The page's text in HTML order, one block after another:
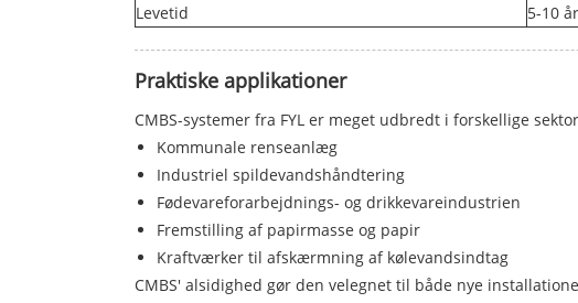
Levetid
5-10 år
Praktiske applikationer
CMBS-systemer fra FYL er meget udbredt i forskellige
Kommunale renseanlæg
Industriel spildevandshåndtering
Fødevareforarbejdnings- og drikkevareindustrien
Fremstilling af papirmasse og papir
Kraftværker til afskærmning af kølevandsindtag
CMBS' alsidighed gør den velegnet til både nye